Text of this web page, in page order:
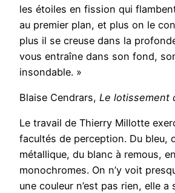
les étoiles en fission qui
au premier plan, et plus on le
plus il se creuse dans la
vous entraîne dans son fond,
insondable. »
Blaise Cendrars, Le lotissement
Le travail de Thierry Millotte
facultés de perception. Du bleu,
métallique, du blanc à remous,
monochromes. On n’y voit
une couleur n’est pas rien, elle a